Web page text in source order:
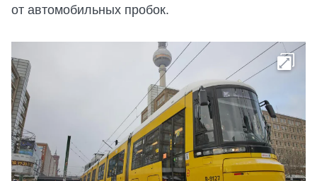
от автомобильных пробок.